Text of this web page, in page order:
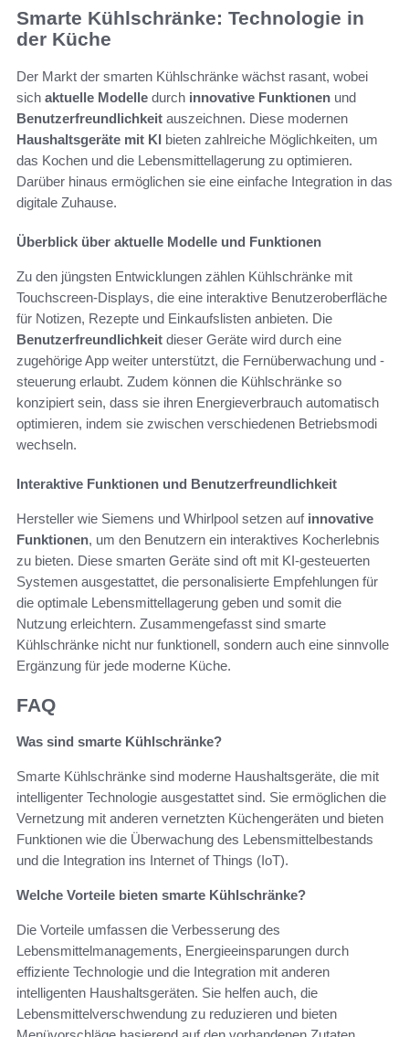
Smarte Kühlschränke: Technologie in
der Küche
Der Markt der smarten Kühlschränke wächst rasant, wobei
sich aktuelle Modelle durch innovative Funktionen und
Benutzerfreundlichkeit auszeichnen. Diese modernen
Haushaltsgeräte mit KI bieten zahlreiche Möglichkeiten, um
das Kochen und die Lebensmittellagerung zu optimieren.
Darüber hinaus ermöglichen sie eine einfache Integration in das
digitale Zuhause.
Überblick über aktuelle Modelle und Funktionen
Zu den jüngsten Entwicklungen zählen Kühlschränke mit
Touchscreen-Displays, die eine interaktive Benutzeroberfläche
für Notizen, Rezepte und Einkaufslisten anbieten. Die
Benutzerfreundlichkeit dieser Geräte wird durch eine
zugehörige App weiter unterstützt, die Fernüberwachung und -
steuerung erlaubt. Zudem können die Kühlschränke so
konzipiert sein, dass sie ihren Energieverbrauch automatisch
optimieren, indem sie zwischen verschiedenen Betriebsmodi
wechseln.
Interaktive Funktionen und Benutzerfreundlichkeit
Hersteller wie Siemens und Whirlpool setzen auf innovative
Funktionen, um den Benutzern ein interaktives Kocherlebnis
zu bieten. Diese smarten Geräte sind oft mit KI-gesteuerten
Systemen ausgestattet, die personalisierte Empfehlungen für
die optimale Lebensmittellagerung geben und somit die
Nutzung erleichtern. Zusammengefasst sind smarte
Kühlschränke nicht nur funktionell, sondern auch eine sinnvolle
Ergänzung für jede moderne Küche.
FAQ
Was sind smarte Kühlschränke?
Smarte Kühlschränke sind moderne Haushaltsgeräte, die mit
intelligenter Technologie ausgestattet sind. Sie ermöglichen die
Vernetzung mit anderen vernetzten Küchengeräten und bieten
Funktionen wie die Überwachung des Lebensmittelbestands
und die Integration ins Internet of Things (IoT).
Welche Vorteile bieten smarte Kühlschränke?
Die Vorteile umfassen die Verbesserung des
Lebensmittelmanagements, Energieeinsparungen durch
effiziente Technologie und die Integration mit anderen
intelligenten Haushaltsgeräten. Sie helfen auch, die
Lebensmittelverschwendung zu reduzieren und bieten